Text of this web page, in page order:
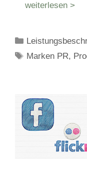
weiterlesen >
Kategorien
Schlagwörter
Marken PR,